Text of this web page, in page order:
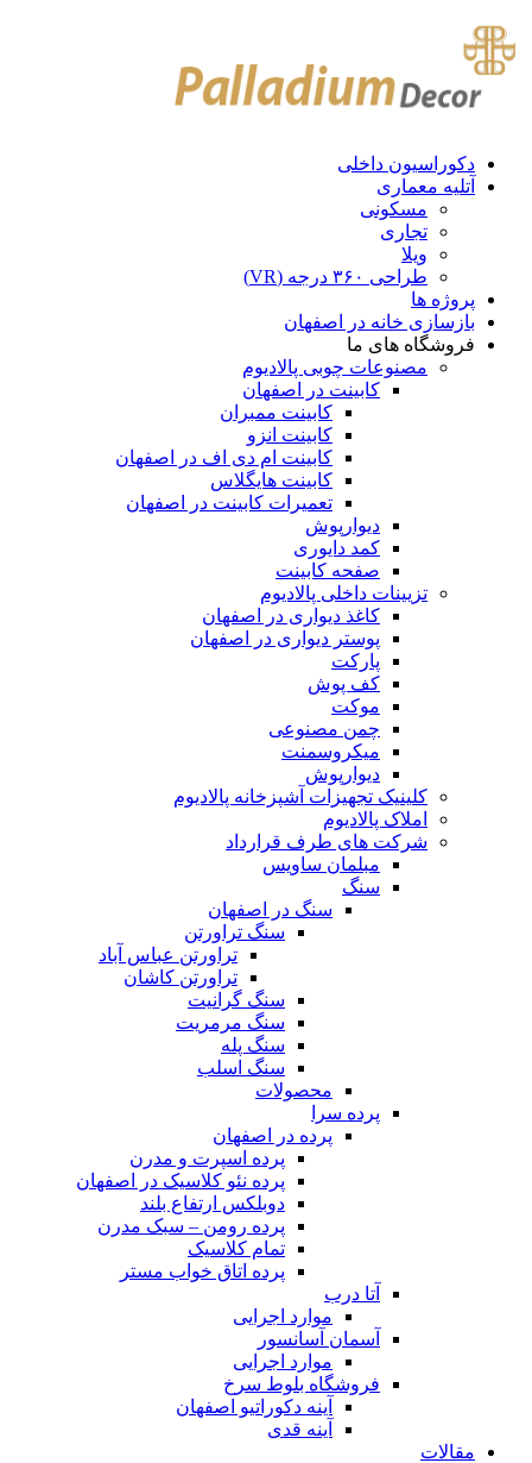
دکوراسیون داخلی
آتلیه معماری
مسکونی
تجاری
ویلا
طراحی ۳۶۰ درجه (VR)
پروژه ها
بازسازی خانه در اصفهان
فروشگاه های ما
مصنوعات چوبی پالادیوم
کابینت در اصفهان
کابینت ممبران
کابینت انزو
کابینت ام دی اف در اصفهان
کابینت هایگلاس
تعمیرات کابینت در اصفهان
دیوارپوش
کمد دایوری
صفحه کابینت
تزیینات داخلی پالادیوم
کاغذ دیواری در اصفهان
پوستر دیواری در اصفهان
پارکت
کف پوش
موکت
چمن مصنوعی
میکروسمنت
دیوارپوش
کلینیک تجهیزات آشپزخانه پالادیوم
املاک پالادیوم
شرکت های طرف قرارداد
مبلمان ساویس
سنگ
سنگ در اصفهان
سنگ تراورتن
تراورتن عباس آباد
تراورتن کاشان
سنگ گرانیت
سنگ مرمریت
سنگ پله
سنگ اسلب
محصولات
پرده سرا
پرده در اصفهان
پرده اسپرت و مدرن
پرده نئو کلاسیک​ در اصفهان
دوبلکس ارتفاع بلند
پرده رومن – سبک مدرن
تمام کلاسیک
پرده اتاق خواب مستر
آتا درب
موارد اجرایی
آسمان آسانسور
موارد اجرایی
فروشگاه بلوط سرخ
آینه دکوراتیو اصفهان
آینه قدی
مقالات